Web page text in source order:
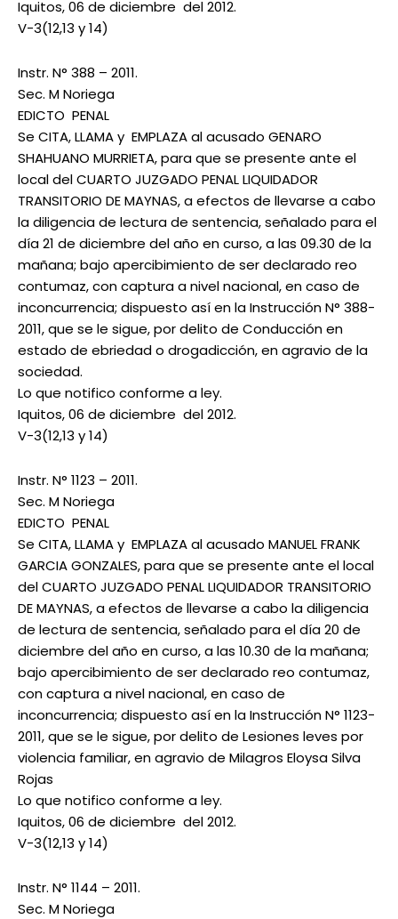
Iquitos, 06 de diciembre del 2012.
V-3(12,13 y 14)
Instr. N° 388 – 2011.
Sec. M Noriega
EDICTO PENAL
Se CITA, LLAMA y EMPLAZA al acusado GENARO
SHAHUANO MURRIETA, para que se presente ante el
local del CUARTO JUZGADO PENAL LIQUIDADOR
TRANSITORIO DE MAYNAS, a efectos de llevarse a cabo
la diligencia de lectura de sentencia, señalado para el
día 21 de diciembre del año en curso, a las 09.30 de la
mañana; bajo apercibimiento de ser declarado reo
contumaz, con captura a nivel nacional, en caso de
inconcurrencia; dispuesto así en la Instrucción N° 388-
2011, que se le sigue, por delito de Conducción en
estado de ebriedad o drogadicción, en agravio de la
sociedad.
Lo que notifico conforme a ley.
Iquitos, 06 de diciembre del 2012.
V-3(12,13 y 14)
Instr. N° 1123 – 2011.
Sec. M Noriega
EDICTO PENAL
Se CITA, LLAMA y EMPLAZA al acusado MANUEL FRANK
GARCIA GONZALES, para que se presente ante el local
del CUARTO JUZGADO PENAL LIQUIDADOR TRANSITORIO
DE MAYNAS, a efectos de llevarse a cabo la diligencia
de lectura de sentencia, señalado para el día 20 de
diciembre del año en curso, a las 10.30 de la mañana;
bajo apercibimiento de ser declarado reo contumaz,
con captura a nivel nacional, en caso de
inconcurrencia; dispuesto así en la Instrucción N° 1123-
2011, que se le sigue, por delito de Lesiones leves por
violencia familiar, en agravio de Milagros Eloysa Silva
Rojas
Lo que notifico conforme a ley.
Iquitos, 06 de diciembre del 2012.
V-3(12,13 y 14)
Instr. N° 1144 – 2011.
Sec. M Noriega